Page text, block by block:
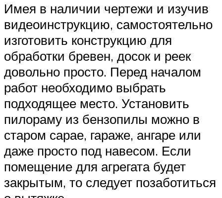
Имея в наличии чертежи и изучив
видеоинструкцию, самостоятельно
изготовить конструкцию для
обработки бревен, досок и реек
довольно просто. Перед началом
работ необходимо выбрать
подходящее место. Установить
пилораму из бензопилы можно в
старом сарае, гараже, ангаре или
даже просто под навесом. Если
помещение для агрегата будет
закрытым, то следует позаботиться